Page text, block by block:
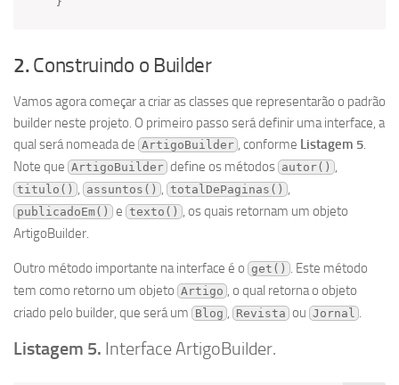
2. Construindo o Builder
Vamos agora começar a criar as classes que representarão o padrão
builder neste projeto. O primeiro passo será definir uma interface, a
qual será nomeada de ArtigoBuilder , conforme Listagem 5.
Note que ArtigoBuilder define os métodos autor() ,
titulo() , assuntos() , totalDePaginas() ,
publicadoEm() e texto() , os quais retornam um objeto
ArtigoBuilder.
Outro método importante na interface é o get() . Este método
tem como retorno um objeto Artigo , o qual retorna o objeto
criado pelo builder, que será um Blog , Revista ou Jornal .
Listagem 5. Interface ArtigoBuilder.